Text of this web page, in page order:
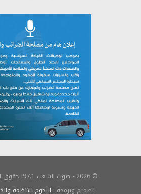
© 2026 - صوت الشعب 97.1. حقوق النسخ محفوظة.
تصميم وبرمجة : النجوم للانظمة